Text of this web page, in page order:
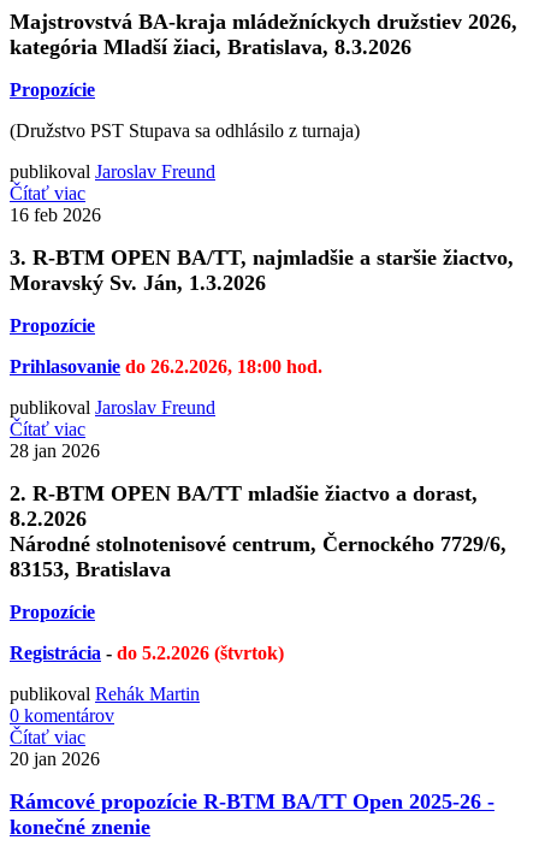
Majstrovstvá BA-kraja mládežníckych družstiev 2026,
kategória Mladší žiaci, Bratislava, 8.3.2026
Propozície
(Družstvo PST Stupava sa odhlásilo z turnaja)
publikoval Jaroslav Freund
Čítať viac
16 feb 2026
3. R-BTM OPEN BA/TT, najmladšie a staršie žiactvo,
Moravský Sv. Ján, 1.3.2026
Propozície
Prihlasovanie do 26.2.2026, 18:00 hod.
publikoval Jaroslav Freund
Čítať viac
28 jan 2026
2. R-BTM OPEN BA/TT mladšie žiactvo a dorast,
8.2.2026
Národné stolnotenisové centrum, Černockého 7729/6,
83153, Bratislava
Propozície
Registrácia - do 5.2.2026 (štvrtok)
publikoval Rehák Martin
0 komentárov
Čítať viac
20 jan 2026
Rámcové propozície R-BTM BA/TT Open 2025-26 -
konečné znenie